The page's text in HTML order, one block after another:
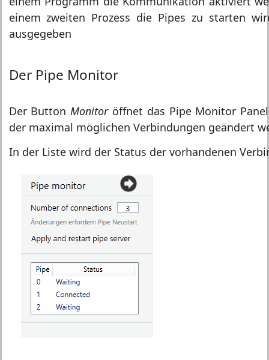
einem zweiten Prozess die Pipes zu starten
ausgegeben
Der Pipe Monitor
Der ButtonMonitoröffnet das Pipe Monitor
der maximal möglichen Verbindungen geändert
In der Liste wird der Status der vorhandenen